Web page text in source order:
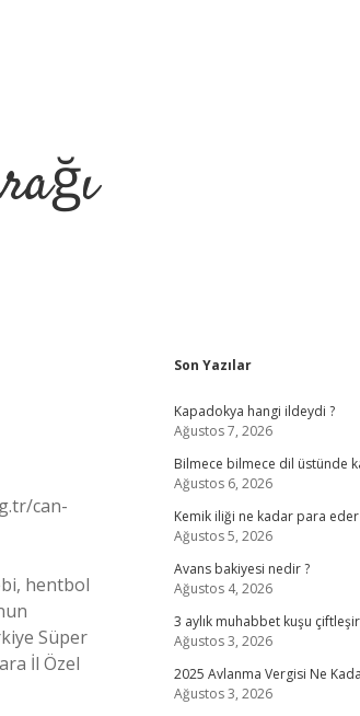
can-
hentbol
Süper
İl Özel
Sidebar
Son Yazılar
Kapadokya hangi ildeydi ?
Ağustos 7, 2026
Bilmece bilmece dil üstünde
Ağustos 6, 2026
Kemik iliği ne kadar para eder
Ağustos 5, 2026
Avans bakiyesi nedir ?
Ağustos 4, 2026
3 aylık muhabbet kuşu
Ağustos 3, 2026
2025 Avlanma Vergisi Ne
Ağustos 3, 2026